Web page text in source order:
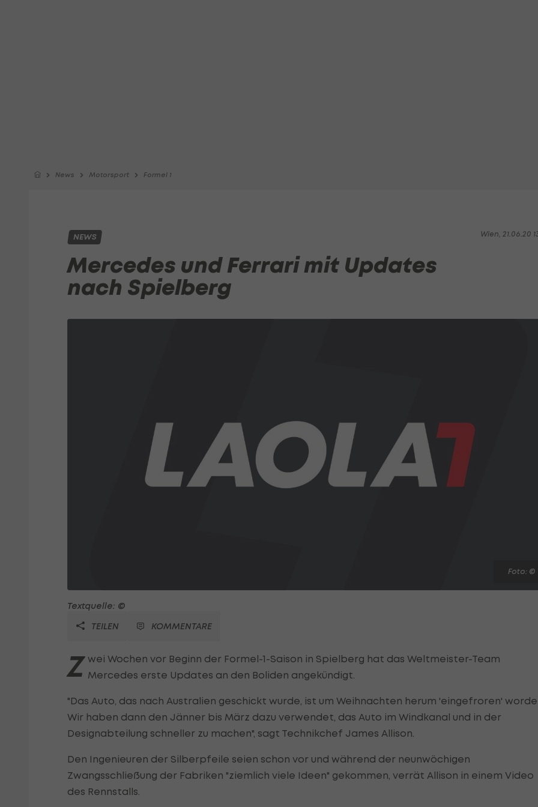
News Motorsport Formel 1
Wien, 21.06.20
NEWS
Mercedes und Ferrari mit Updates
nach Spielberg
Foto: ©
Textquelle: ©
TEILEN
KOMMENTARE
Z wei Wochen vor Beginn der Formel-1-Saison in Spielberg hat das Weltmeister-Team
Mercedes erste Updates an den Boliden angekündigt.
"Das Auto, das nach Australien geschickt wurde, ist um Weihnachten herum 'eingefroren'
Wir haben dann den Jänner bis März dazu verwendet, das Auto im Windkanal und in der
Designabteilung schneller zu machen", sagt Technikchef James Allison.
Den Ingenieuren der Silberpfeile seien schon vor und während der neunwöchigen
Zwangsschließung der Fabriken "ziemlich viele Ideen" gekommen, verrät Allison in einem Video
des Rennstalls.